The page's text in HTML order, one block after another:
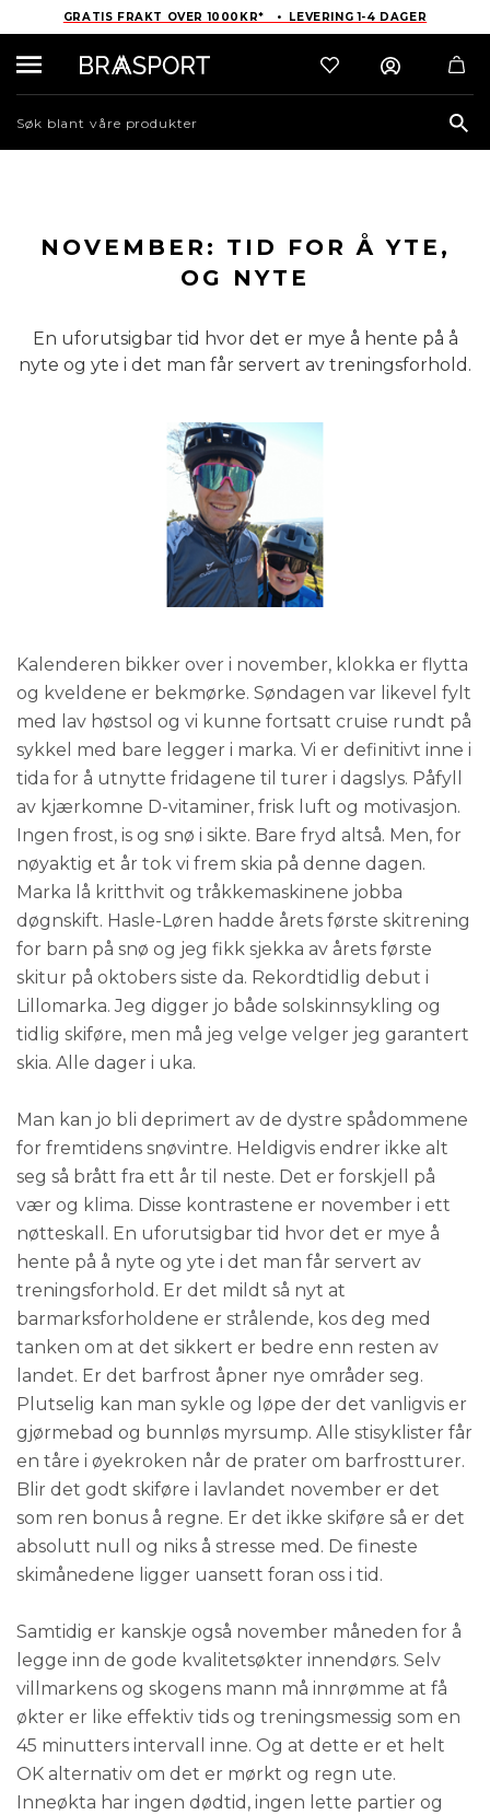
GRATIS FRAKT OVER 1000KR* • LEVERING 1-4 DAGER
NOVEMBER: TID FOR Å YTE,
OG NYTE
En uforutsigbar tid hvor det er mye å hente på å
nyte og yte i det man får servert av treningsforhold.
Kalenderen bikker over i november, klokka er flytta
og kveldene er bekmørke. Søndagen var likevel fylt
med lav høstsol og vi kunne fortsatt cruise rundt på
sykkel med bare legger i marka. Vi er definitivt inne i
tida for å utnytte fridagene til turer i dagslys. Påfyll
av kjærkomne D-vitaminer, frisk luft og motivasjon.
Ingen frost, is og snø i sikte. Bare fryd altså. Men, for
nøyaktig et år tok vi frem skia på denne dagen.
Marka lå kritthvit og tråkkemaskinene jobba
døgnskift. Hasle-Løren hadde årets første skitrening
for barn på snø og jeg fikk sjekka av årets første
skitur på oktobers siste da. Rekordtidlig debut i
Lillomarka. Jeg digger jo både solskinnsykling og
tidlig skiføre, men må jeg velge velger jeg garantert
skia. Alle dager i uka.
Man kan jo bli deprimert av de dystre spådommene
for fremtidens snøvintre. Heldigvis endrer ikke alt
seg så brått fra ett år til neste. Det er forskjell på
vær og klima. Disse kontrastene er november i ett
nøtteskall. En uforutsigbar tid hvor det er mye å
hente på å nyte og yte i det man får servert av
treningsforhold. Er det mildt så nyt at
barmarksforholdene er strålende, kos deg med
tanken om at det sikkert er bedre enn resten av
landet. Er det barfrost åpner nye områder seg.
Plutselig kan man sykle og løpe der det vanligvis er
gjørmebad og bunnløs myrsump. Alle stisyklister får
en tåre i øyekroken når de prater om barfrostturer.
Blir det godt skiføre i lavlandet november er det
som ren bonus å regne. Er det ikke skiføre så er det
absolutt null og niks å stresse med. De fineste
skimånedene ligger uansett foran oss i tid.
Samtidig er kanskje også november måneden for å
legge inn de gode kvalitetsøkter innendørs. Selv
villmarkens og skogens mann må innrømme at få
økter er like effektiv tids og treningsmessig som en
45 minutters intervall inne. Og at dette er et helt
OK alternativ om det er mørkt og regn ute.
Inneøkta har ingen dødtid, ingen lette partier og